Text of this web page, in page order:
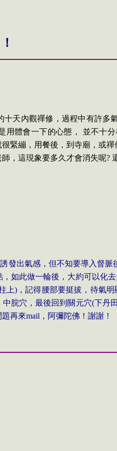
十天內觀禪修，過程中有許多
用體會一下的心態，
並不十
緊繃，用餐後，到寺廟，或
，這現象要多久才會消失呢?
發出氣感，但不知要導入督
如此做一輪後，大約可以化
上)，記得腰部要挺拔，待氣
脘穴，最後回到關元穴(下丹
再來mail ，阿彌陀佛！謝謝！